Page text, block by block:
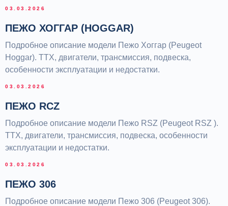
03.03.2026
ПЕЖО ХОГГАР (HOGGAR)
Подробное описание модели Пежо Хоггар (Peugeot
Hoggar). ТТХ, двигатели, трансмиссия, подвеска,
особенности эксплуатации и недостатки.
03.03.2026
ПЕЖО RCZ
Подробное описание модели Пежо RSZ (Peugeot RSZ ).
ТТХ, двигатели, трансмиссия, подвеска, особенности
эксплуатации и недостатки.
03.03.2026
ПЕЖО 306
Подробное описание модели Пежо 306 (Peugeot 306).